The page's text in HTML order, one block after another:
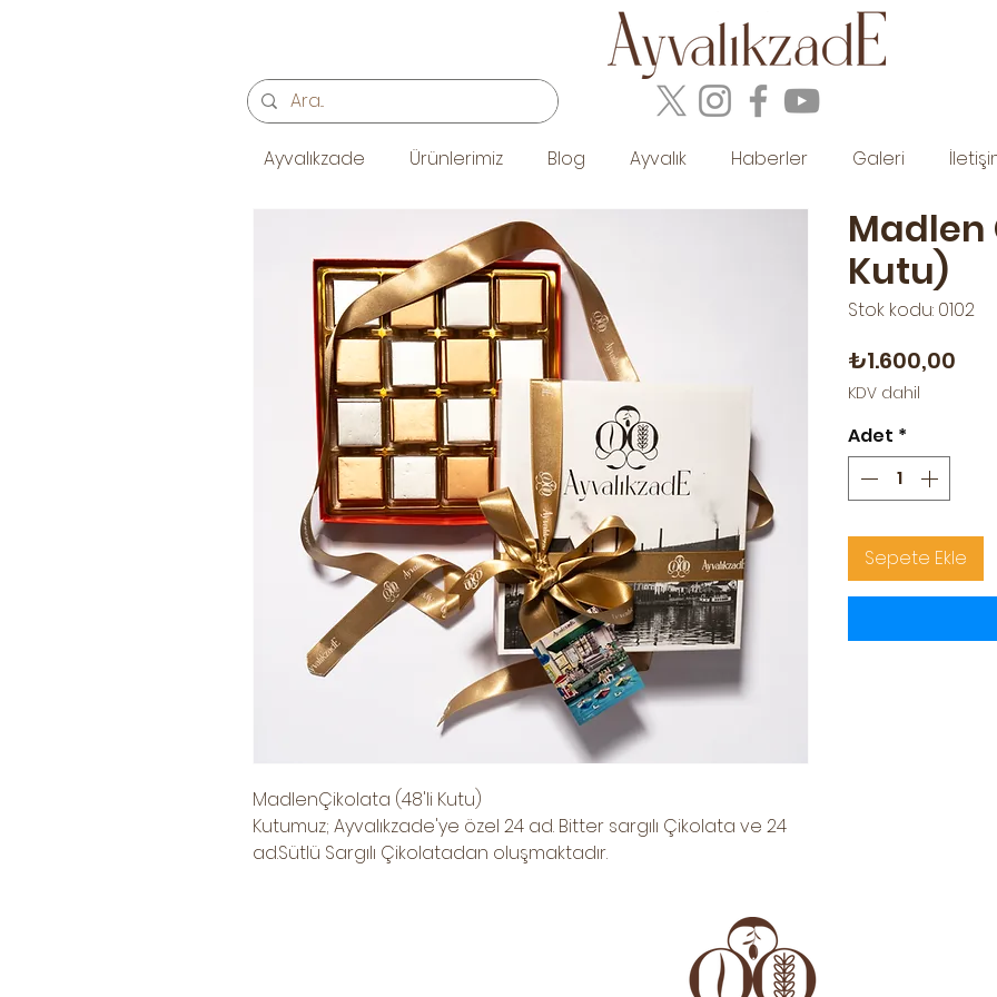
Ayvalıkzade Ürünlerimiz Blog Ayvalık Haberler Galeri
MadlenÇikolata (48'li Kutu)
Kutumuz; Ayvalıkzade'ye özel 24 ad. Bitter sargılı Çikolata ve 24
ad.Sütlü Sargılı Çikolatadan oluşmaktadır.
Kutu)
Stok kodu: 0102
₺1.600,00
KDV dahil
Adet *
Sepete Ekle